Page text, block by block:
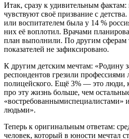
Итак, сразу к удивительным фактам:
чувствуют своё призвание с
или воспитателем была у 14 %
них её воплотил. Врачами
план выполнили. По другим сферам
показателей не зафиксировано.
К другим детским мечтам: «Родину
респондентов грезили профессиями
полицейского. Ещё 3% — это люди,
про эту жизнь больше, чем
«востребованнымиспециалистами»
людьми».
Теперь к оригинальным ответам:
человек, который в юности мечтал